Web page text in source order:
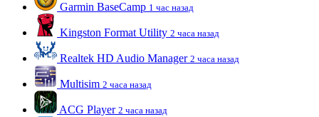
Garmin BaseCamp 1 час назад
Kingston Format Utility 2 часа назад
Realtek HD Audio Manager 2 часа назад
Multisim 2 часа назад
ACG Player 2 часа назад